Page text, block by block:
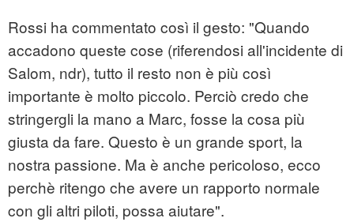
Rossi ha commentato così il gesto: "Quando
accadono queste cose (riferendosi all'incidente di
Salom, ndr), tutto il resto non è più così
importante è molto piccolo. Perciò credo che
stringergli la mano a Marc, fosse la cosa più
giusta da fare. Questo è un grande sport, la
nostra passione. Ma è anche pericoloso, ecco
perchè ritengo che avere un rapporto normale
con gli altri piloti, possa aiutare".